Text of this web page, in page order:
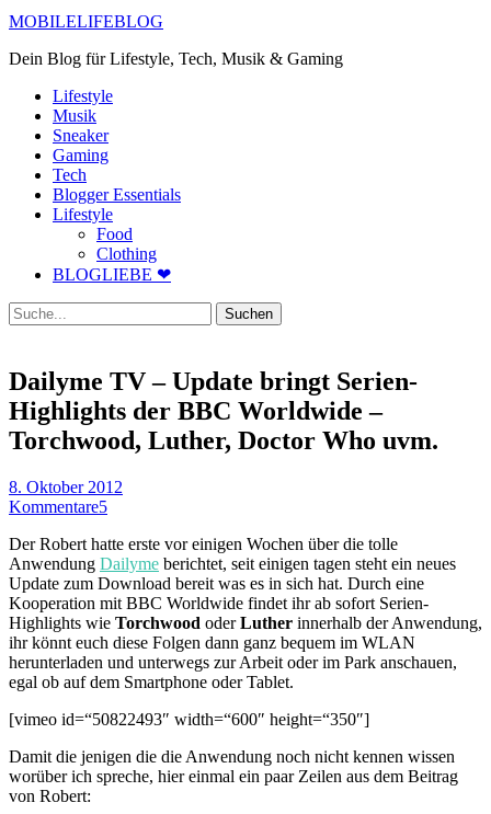
MOBILELIFEBLOG
Dein Blog für Lifestyle, Tech, Musik & Gaming
Lifestyle
Musik
Sneaker
Gaming
Tech
Blogger Essentials
Lifestyle
Food
Clothing
BLOGLIEBE ❤
Suche
Dailyme TV – Update bringt Serien-
Highlights der BBC Worldwide –
Torchwood, Luther, Doctor Who uvm.
8. Oktober 2012
Kommentare5
Der Robert hatte erste vor einigen Wochen über die tolle
Anwendung Dailyme berichtet, seit einigen tagen steht ein neues
Update zum Download bereit was es in sich hat. Durch eine
Kooperation mit BBC Worldwide findet ihr ab sofort Serien-
Highlights wie Torchwood oderLuther innerhalb der Anwendung,
ihr könnt euch diese Folgen dann ganz bequem im WLAN
herunterladen und unterwegs zur Arbeit oder im Park anschauen,
egal ob auf dem Smartphone oder Tablet.
[vimeo id=“50822493″ width=“600″ height=“350″]
Damit die jenigen die die Anwendung noch nicht kennen wissen
worüber ich spreche, hier einmal ein paar Zeilen aus dem Beitrag
von Robert: